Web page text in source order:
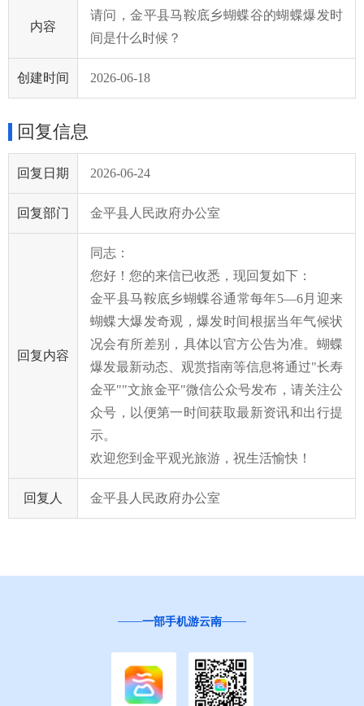
内容
请问，金平县马鞍底乡蝴蝶谷的蝴蝶爆发时
间是什么时候？
创建时间 2026-06-18
回复信息
回复日期 2026-06-24
回复部门 金平县人民政府办公室
回复内容
同志：
您好！您的来信已收悉，现回复如下：
金平县马鞍底乡蝴蝶谷通常每年5—6月迎来
蝴蝶大爆发奇观，爆发时间根据当年气候状
况会有所差别，具体以官方公告为准。蝴蝶
爆发最新动态、观赏指南等信息将通过"长寿
金平""文旅金平"微信公众号发布，请关注公
众号，以便第一时间获取最新资讯和出行提
示。
欢迎您到金平观光旅游，祝生活愉快！
回复人 金平县人民政府办公室
一部手机游云南